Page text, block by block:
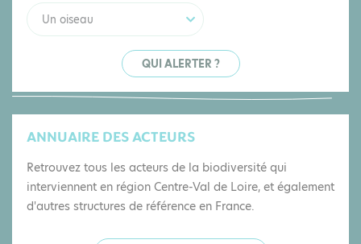
Un oiseau
QUI ALERTER ?
ANNUAIRE DES ACTEURS
Retrouvez tous les acteurs de la biodiversité qui
interviennent en région Centre-Val de Loire, et également
d'autres structures de référence en France.